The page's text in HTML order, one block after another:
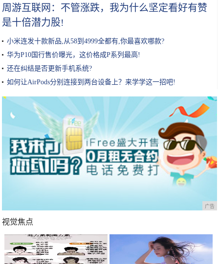
周游互联网：不管涨跌，我为什么坚定看好有赞
是十倍潜力股!
小米连发十款新品,从58到4999全都有,你最喜欢哪款?
华为P10国行售价曝光，这价格成P系列最高!
还在纠结是否更新手机系统?
如何让AirPods分别连接到两台设备上？来学学这一招吧!
广告
视觉焦点